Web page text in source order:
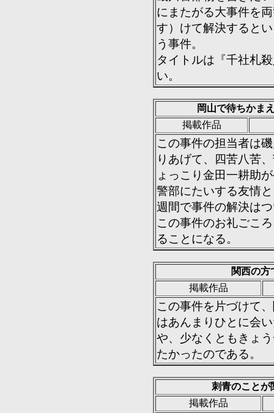
にまたがる大事件を
す）けて解決すると
う事件。
タイトルは『千社札
い。
岡山で待ちかま
掲載作品
この事件の担当者は
りあげて、四苦八苦
ょっこり金田一耕助
警部にたいする友情
週間で事件の解決は
この事件のお礼ごこ
ることになる。
関西の方
掲載作品
この事件を片づけて
はあんまりひとに会
や、少なくともきょ
たかったのである。
刺青のことが
掲載作品